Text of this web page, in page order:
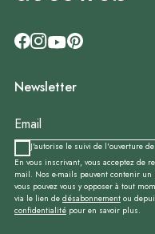
Newsletter
J'autorise le suivi de l'ouverture
En vous inscrivant, vous acceptez de
mail. Nos e-mails peuvent contenir
vous pouvez vous y opposer à tout
via le lien de désabonnement ou
confidentialité pour en savoir plus.